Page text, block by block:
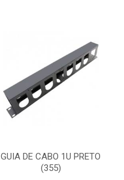
GUIA DE CABO 1U PRETO
(355)